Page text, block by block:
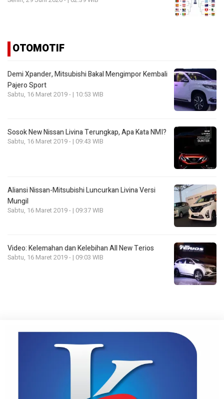
OTOMOTIF
Demi Xpander, Mitsubishi Bakal Mengimpor Kembali
Pajero Sport
Sabtu, 16 Maret 2019 - | 10:53 WIB
Sosok New Nissan Livina Terungkap, Apa Kata NMI?
Sabtu, 16 Maret 2019 - | 09:43 WIB
Aliansi Nissan-Mitsubishi Luncurkan Livina Versi
Mungil
Sabtu, 16 Maret 2019 - | 09:37 WIB
Video: Kelemahan dan Kelebihan All New Terios
Sabtu, 16 Maret 2019 - | 09:03 WIB